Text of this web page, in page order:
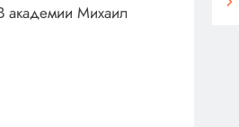
академии Михаил